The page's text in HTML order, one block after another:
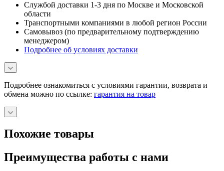
Службой доставки 1-3 дня по Москве и Московской
области
Транспортными компаниями в любой регион России
Самовывоз (по предварительному подтверждению
менеджером)
Подробнее об условиях доставки
Подробнее ознакомиться с условиями гарантии, возврата и
обмена можно по ссылке: гарантия на товар
Похожие товары
Преимущества работы с нами